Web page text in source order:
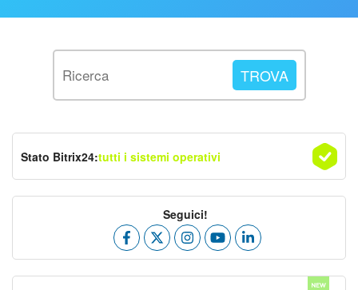
Leggi le domande frequenti
Supporto Bitrix24
Registrazione e accesso
Piani e pagamento
Sicurezza in Bitrix24
Stato Bitrix24:tutti i sistemi operativi
Seguici!